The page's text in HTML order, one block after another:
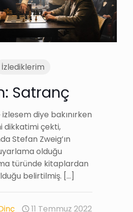
İzlediklerim
Satranç
diye bakınırken
dikkatimi çekti,
Stefan Zweig’ın
olduğu
türünde kitaplardan
belirtilmiş. […]
11 Temmuz 2022